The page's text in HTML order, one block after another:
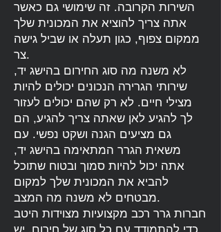
השירות הקרובה. זה שימושי גם כאשר
אתה צריך להוציא את המכונית שלך
ממקום צפוף, כגון תעלה או שביל גישה
צר.
לא משנה מה סוג החירום בהישג יד,
שירותי הגרירה הנכונים יכולים להיות
מצילי חיים. לא רק שהם יכולים לעזור
לך להגיע לאן שאתה צריך להגיע, הם
גם מציעים הגנה ושקט נפשי. עם
משאית הגרר המתאימה בהישג יד,
אתה יכול להיות סמוך ובטוח שתוכל
להביא את המכונית שלך למקום
מבטחים לא משנה מה המצב.
חברות גרר רכב מקצועיות מצוידות היטב